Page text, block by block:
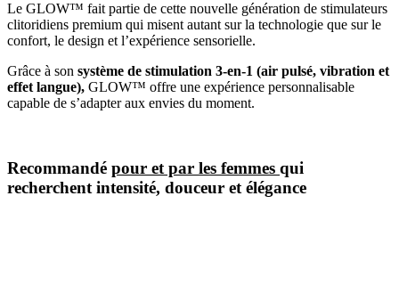
Le GLOW™ fait partie de cette nouvelle génération de stimulateurs
clitoridiens premium qui misent autant sur la technologie que sur le
confort, le design et l’expérience sensorielle.
Grâce à son système de stimulation 3-en-1 (air pulsé, vibration et
effet langue), GLOW™ offre une expérience personnalisable
capable de s’adapter aux envies du moment.
Recommandé pour et par les femmes qui
recherchent intensité, douceur et élégance